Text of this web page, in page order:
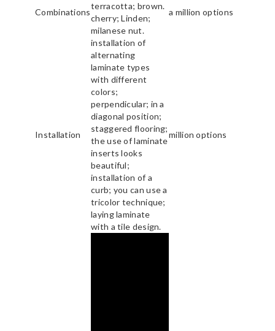
Combinations
terracotta; brown.
cherry; Linden;
milanese nut.
a million options
Installation
installation of
alternating
laminate types
with different
colors;
perpendicular; in a
diagonal position;
staggered flooring;
the use of laminate
inserts looks
beautiful;
installation of a
curb; you can use a
tricolor technique;
laying laminate
with a tile design.
million options